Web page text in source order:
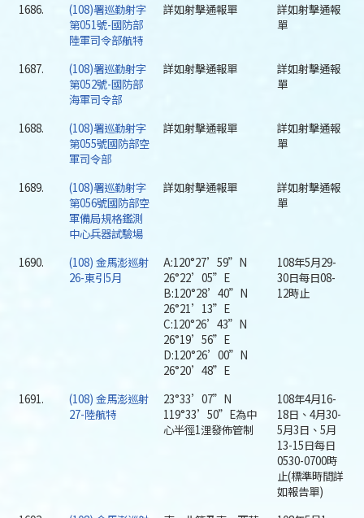
1686.
(108)署巡勤射字
第051號-國防部
陸軍司令部航特
詳如射擊通報單
詳如射擊通報
單
1687.
(108)署巡勤射字
第052號-國防部
海軍司令部
詳如射擊通報單
詳如射擊通報
單
1688.
(108)署巡勤射字
第055號國防部空
軍司令部
詳如射擊通報單
詳如射擊通報
單
1689.
(108)署巡勤射字
第056號國防部空
軍備局規格鑑測
中心兵器試驗場
詳如射擊通報單
詳如射擊通報
單
1690.
(108) 金馬澎巡射
26-東引5月
A:120°27’59”N
26°22’05”E
B:120°28’40”N
26°21’13”E
C:120°26’43”N
26°19’56”E
D:120°26’00”N
26°20’48”E
108年5月29-
30日每日08-
12時止
1691.
(108) 金馬澎巡射
27-陸航特
23°33’07”N
119°33’50”E為中
心半徑1浬發佈管制
108年4月16-
18日、4月30-
5月3日、5月
13-15日每日
0530-0700時
止(標準時間詳
如報告單)